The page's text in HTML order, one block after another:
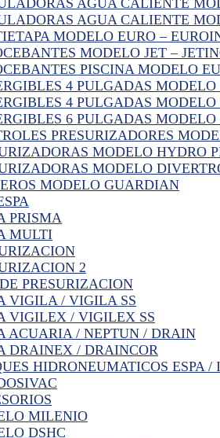
AGUA CALIENTE
MODELO EURO –
MODELO JET –
PISCINA MODELO
4 PULGADAS MODELO
4 PULGADAS MODELO
6 PULGADAS MODELO
PRESURIZADORES
MODELO HYDRO
MODELO
MODELO GUARDIAN
PRISMA
MULTI
2
PRESURIZACION
VIGILA / VIGILA SS
VIGILEX / VIGILEX SS
ACUARIA / NEPTUN / DRAIN
DRAINEX / DRAINCOR
HIDRONEUMATICOS ESPA /
MILENIO
DSHC